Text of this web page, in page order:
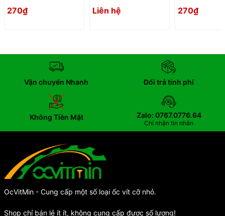
270₫ Liên hệ 270₫
Vận chuyển Nhanh Đổi trả tính phí
Không Tiền Mặt Zalo: 0767.0776.64
Chỉ nhận tin nhắn
OcVitMin - Cung cấp một số loại ốc vít cỡ nhỏ.
Shop chỉ bán lẻ ít ít, không cung cấp được số lượng!